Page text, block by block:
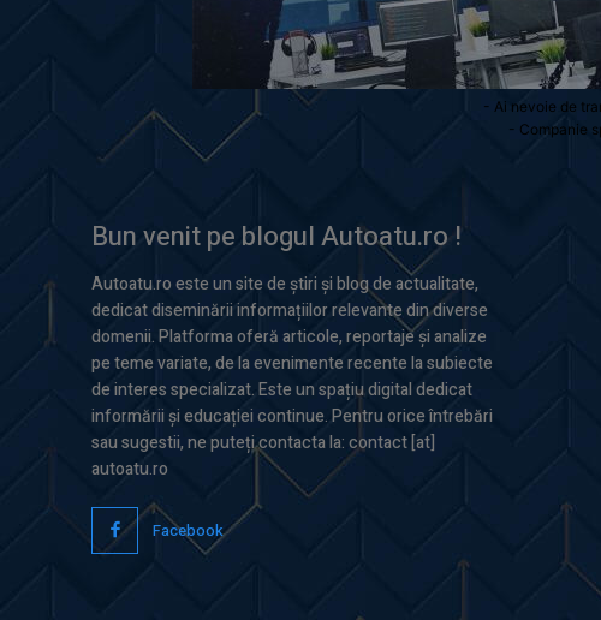
- Ai nevoie de
- Companie
Bun venit pe blogul Autoatu.ro !
Autoatu.ro este un site de știri și blog de actualitate,
dedicat diseminării informațiilor relevante din diverse
domenii. Platforma oferă articole, reportaje și analize
pe teme variate, de la evenimente recente la subiecte
de interes specializat. Este un spațiu digital dedicat
informării și educației continue. Pentru orice întrebări
sau sugestii, ne puteți contacta la: contact [at]
autoatu.ro
Facebook